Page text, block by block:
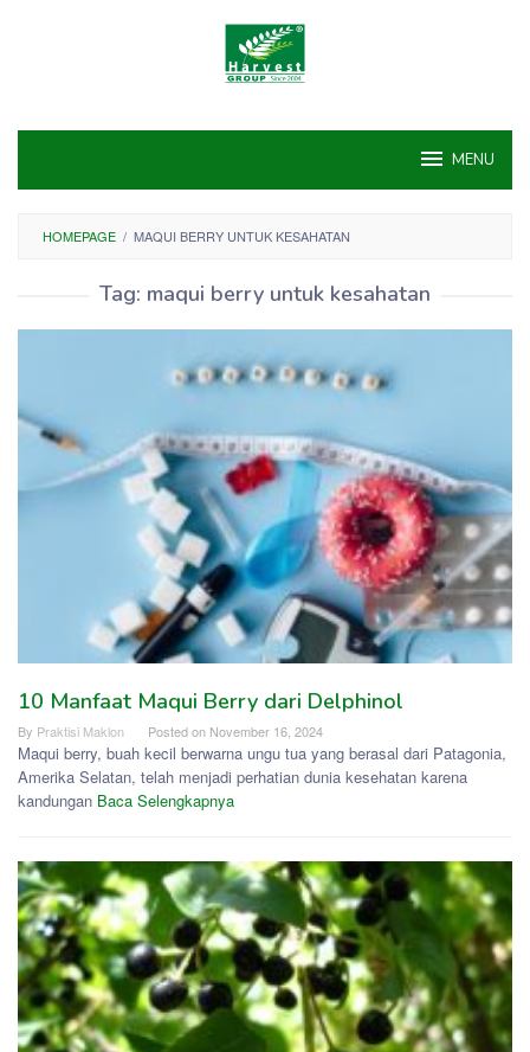
MENU
HOMEPAGE / MAQUI BERRY UNTUK KESAHATAN
Tag: maqui berry untuk kesahatan
10 Manfaat Maqui Berry dari Delphinol
By Praktisi Maklon Posted on November 16, 2024
Maqui berry, buah kecil berwarna ungu tua yang berasal dari Patagonia,
Amerika Selatan, telah menjadi perhatian dunia kesehatan karena
kandungan Baca Selengkapnya